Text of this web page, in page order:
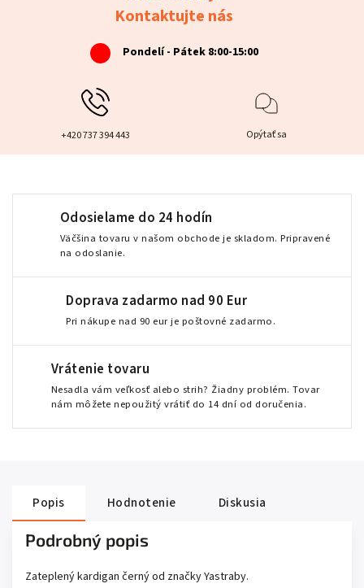
Kontaktujte nás
Pondelí - Pátek 8:00-15:00
+420 737 394 443 Opýtať sa
Odosielame do 24 hodín
Väčšina tovaru v našom obchode je skladom. Pripravené
na odoslanie.
Doprava zadarmo nad 90 Eur
Pri nákupe nad 90 eur je poštovné zadarmo.
Vrátenie tovaru
Nesadla vám veľkosť alebo strih? Žiadny problém. Tovar
nám môžete nepoužitý vrátiť do 14 dní od doručenia.
Popis Hodnotenie Diskusia
Podrobný popis
Zateplený kardigan černý od značky Yastraby.